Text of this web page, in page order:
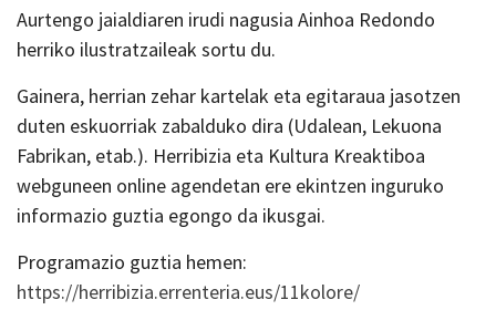
Aurtengo jaialdiaren irudi nagusia Ainhoa Redondo
herriko ilustratzaileak sortu du.
Gainera, herrian zehar kartelak eta egitaraua jasotzen
duten eskuorriak zabalduko dira (Udalean, Lekuona
Fabrikan, etab.). Herribizia eta Kultura Kreaktiboa
webguneen online agendetan ere ekintzen inguruko
informazio guztia egongo da ikusgai.
Programazio guztia hemen:
https://herribizia.errenteria.eus/11kolore/